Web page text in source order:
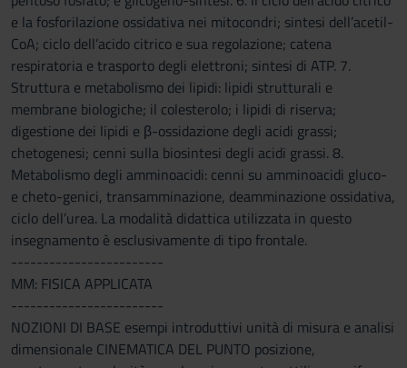
e la fosforilazione ossidativa nei mitocondri; sintesi dell’acetil-
CoA; ciclo dell’acido citrico e sua regolazione; catena
respiratoria e trasporto degli elettroni; sintesi di ATP. 7.
Struttura e metabolismo dei lipidi: lipidi strutturali e
membrane biologiche; il colesterolo; i lipidi di riserva;
digestione dei lipidi e β-ossidazione degli acidi grassi;
chetogenesi; cenni sulla biosintesi degli acidi grassi. 8.
Metabolismo degli amminoacidi: cenni su amminoacidi gluco-
e cheto-genici, transamminazione, deamminazione ossidativa,
ciclo dell’urea. La modalità didattica utilizzata in questo
insegnamento è esclusivamente di tipo frontale.
------------------------
MM: FISICA APPLICATA
------------------------
NOZIONI DI BASE esempi introduttivi unità di misura e analisi
dimensionale CINEMATICA DEL PUNTO posizione,